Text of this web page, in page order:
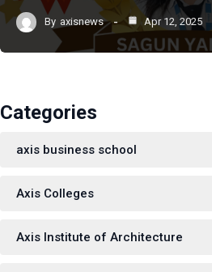
By axisnews Apr 12, 2025
Categories
axis business school
Axis Colleges
Axis Institute of Architecture